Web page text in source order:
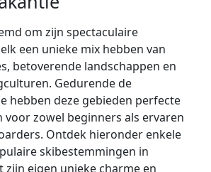
om zijn spectaculaire
een unieke mix hebben van
betoverende landschappen en
Gedurende de
hebben deze gebieden perfecte
voor zowel beginners als ervaren
Ontdek hieronder enkele
skibestemmingen in
zijn eigen unieke charme en